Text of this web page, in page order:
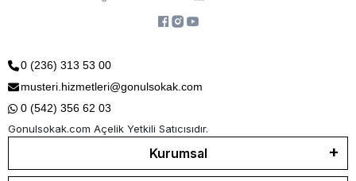
0 (236) 313 53 00
musteri.hizmetleri@gonulsokak.com
0 (542) 356 62 03
Gonulsokak.com Açelik Yetkili Satıcısıdır.
Kurumsal